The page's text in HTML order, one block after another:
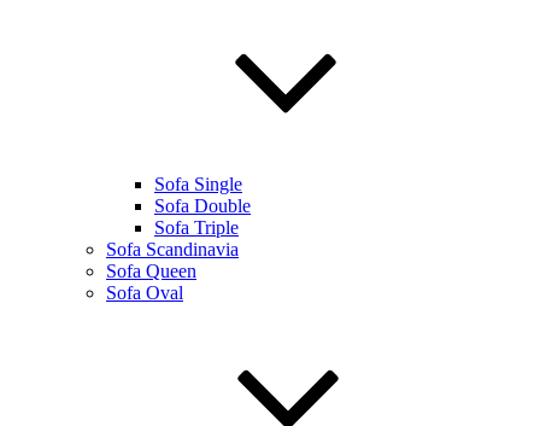
Sofa Single
Sofa Double
Sofa Triple
Sofa Scandinavia
Sofa Queen
Sofa Oval